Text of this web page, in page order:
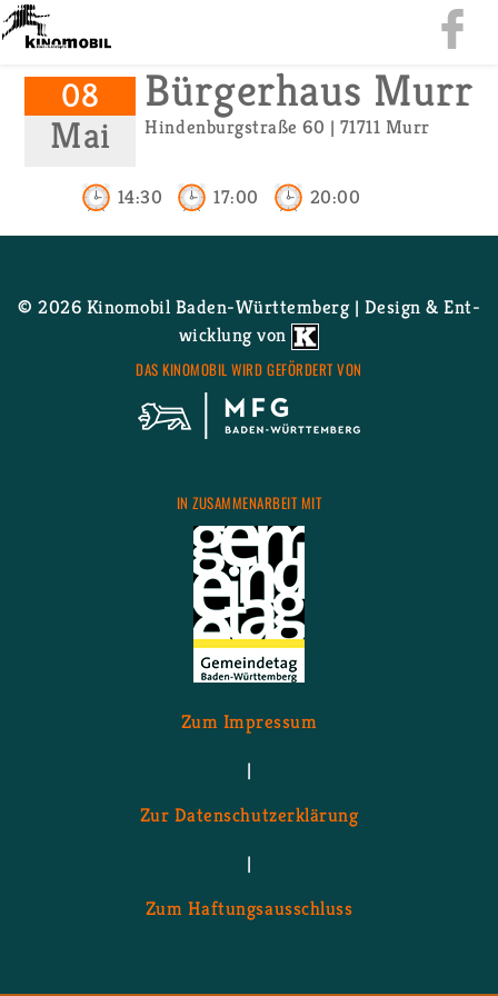
08
Mai
Bür­ger­haus Murr
Hin­den­burg­stra­ße 60 | 71711 Murr
14:30 17:00 20:00
© 2026 Ki­no­mo­bil Ba­den-Würt­tem­berg | De­sign & Ent­
wick­lung von
DAS KI­NO­MO­BIL WIRD GE­FÖR­DERT VON
IN ZU­SAM­MEN­AR­BEIT MIT
Zum Im­pres­sum
|
Zur Da­ten­schutz­er­klä­rung
|
Zum Haf­tungs­aus­schluss